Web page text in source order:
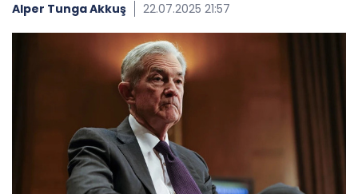
Alper Tunga Akkuş 22.07.2025 21:57